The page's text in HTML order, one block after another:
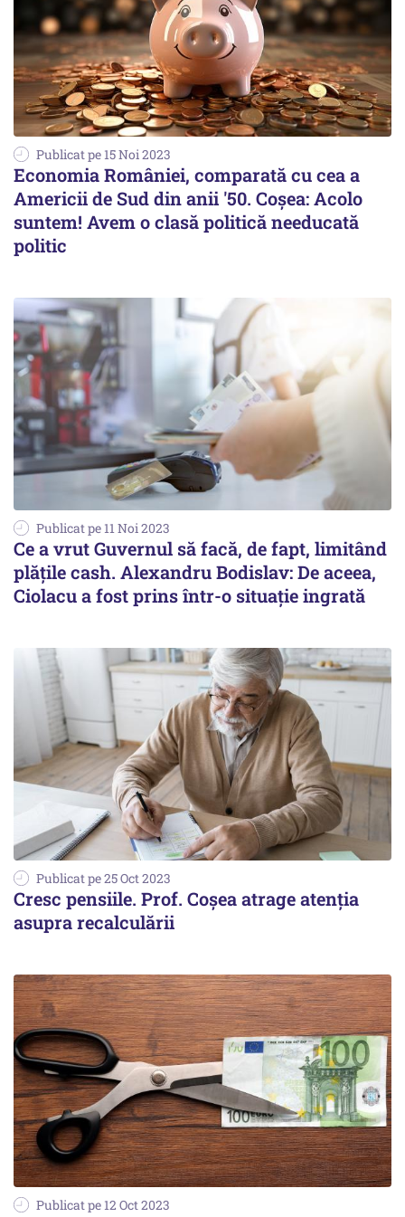
Publicat pe 15 Noi 2023
Economia României, comparată cu cea a
Americii de Sud din anii '50. Coșea: Acolo
suntem! Avem o clasă politică needucată
politic
Publicat pe 11 Noi 2023
Ce a vrut Guvernul să facă, de fapt, limitând
plățile cash. Alexandru Bodislav: De aceea,
Ciolacu a fost prins într-o situaţie ingrată
Publicat pe 25 Oct 2023
Cresc pensiile. Prof. Coșea atrage atenția
asupra recalculării
Publicat pe 12 Oct 2023